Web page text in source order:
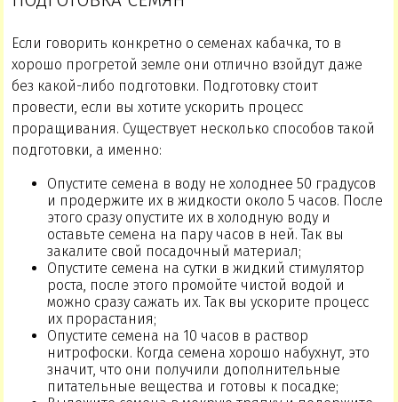
Если говорить конкретно о семенах кабачка, то в
хорошо прогретой земле они отлично взойдут даже
без какой-либо подготовки. Подготовку стоит
провести, если вы хотите ускорить процесс
проращивания. Существует несколько способов такой
подготовки, а именно:
Опустите семена в воду не холоднее 50 градусов
и продержите их в жидкости около 5 часов. После
этого сразу опустите их в холодную воду и
оставьте семена на пару часов в ней. Так вы
закалите свой посадочный материал;
Опустите семена на сутки в жидкий стимулятор
роста, после этого промойте чистой водой и
можно сразу сажать их. Так вы ускорите процесс
их прорастания;
Опустите семена на 10 часов в раствор
нитрофоски. Когда семена хорошо набухнут, это
значит, что они получили дополнительные
питательные вещества и готовы к посадке;